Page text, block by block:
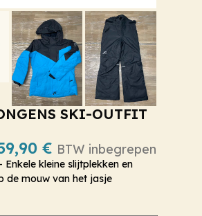
SKI-OUTFIT
€ BTW inbegrepen
Enkele kleine slijtplekken en
de mouw van het jasje